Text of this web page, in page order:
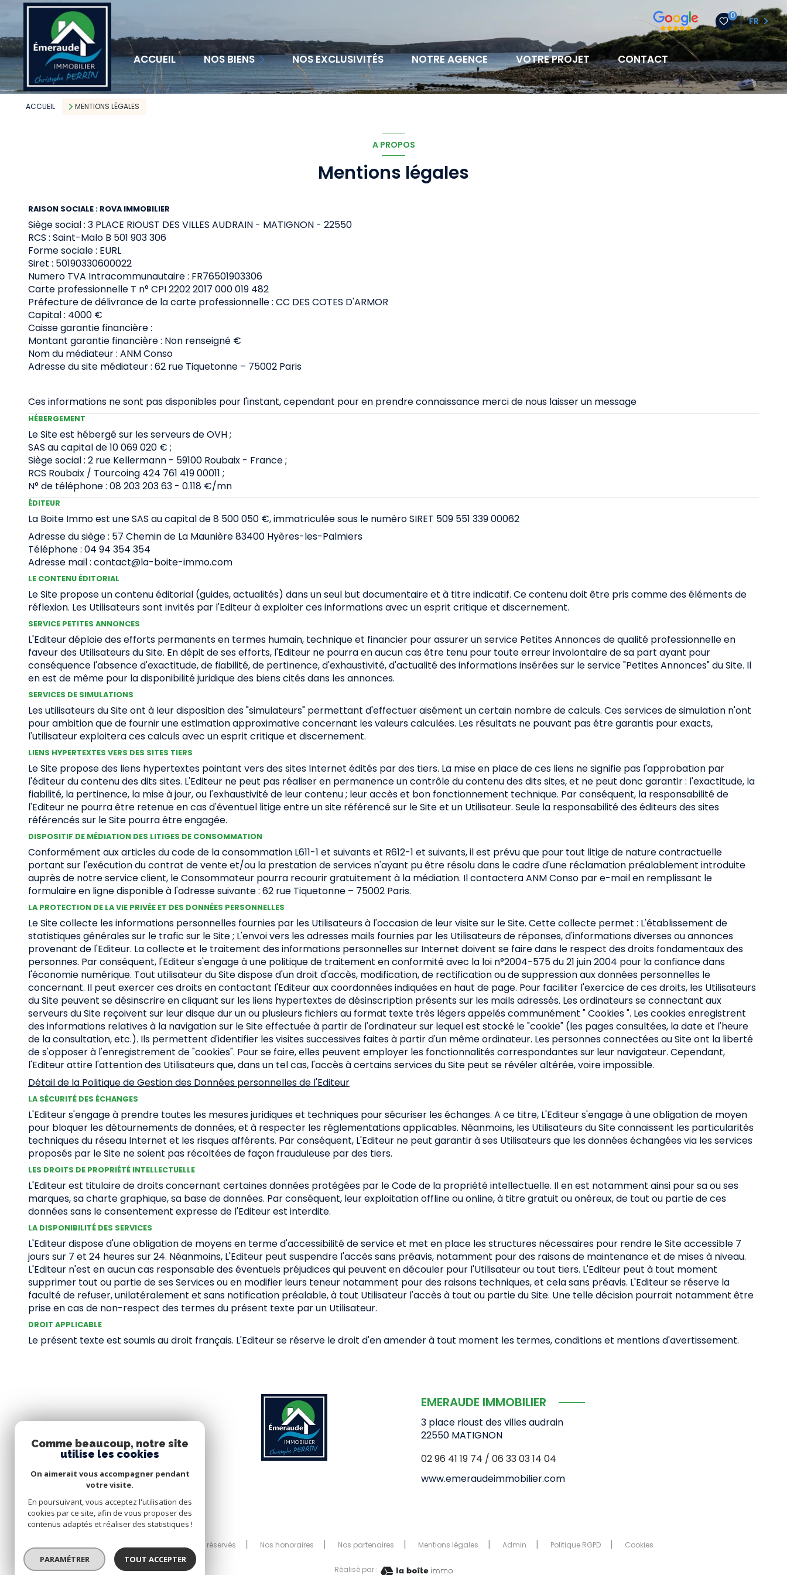
0 FR
ACCUEIL NOS BIENS
MAISONS
APPARTEMENTS
TERRAINS
NOS EXCLUSIVITÉS NOTRE AGENCE VOTRE PROJET CONTACT
ACCUEIL MENTIONS LÉGALES
A PROPOS
Mentions légales
RAISON SOCIALE : ROVA IMMOBILIER
Siège social : 3 PLACE RIOUST DES VILLES AUDRAIN - MATIGNON - 22550
RCS : Saint-Malo B 501 903 306
Forme sociale : EURL
Siret : 50190330600022
Numero TVA Intracommunautaire : FR76501903306
Carte professionnelle T n° CPI 2202 2017 000 019 482
Préfecture de délivrance de la carte professionnelle : CC DES COTES D'ARMOR
Capital : 4000 €
Caisse garantie financière :
Montant garantie financière : Non renseigné €
Nom du médiateur : ANM Conso
Adresse du site médiateur : 62 rue Tiquetonne – 75002 Paris
Ces informations ne sont pas disponibles pour l'instant, cependant pour en prendre connaissance merci de nous laisser un message
HÉBERGEMENT
Le Site est hébergé sur les serveurs de OVH ;
SAS au capital de 10 069 020 € ;
Siège social : 2 rue Kellermann - 59100 Roubaix - France ;
RCS Roubaix / Tourcoing 424 761 419 00011 ;
N° de téléphone : 08 203 203 63 - 0.118 €/mn
ÉDITEUR
La Boite Immo est une SAS au capital de 8 500 050 €, immatriculée sous le numéro SIRET 509 551 339 00062
Adresse du siège : 57 Chemin de La Maunière 83400 Hyères-les-Palmiers
Téléphone : 04 94 354 354
Adresse mail : contact@la-boite-immo.com
LE CONTENU ÉDITORIAL
Le Site propose un contenu éditorial (guides, actualités) dans un seul but documentaire et à titre indicatif. Ce contenu doit être pris comme des éléments de
réflexion. Les Utilisateurs sont invités par l'Editeur à exploiter ces informations avec un esprit critique et discernement.
SERVICE PETITES ANNONCES
L'Editeur déploie des efforts permanents en termes humain, technique et financier pour assurer un service Petites Annonces de qualité professionnelle en
faveur des Utilisateurs du Site. En dépit de ses efforts, l'Editeur ne pourra en aucun cas être tenu pour toute erreur involontaire de sa part ayant pour
conséquence l'absence d'exactitude, de fiabilité, de pertinence, d'exhaustivité, d'actualité des informations insérées sur le service "Petites Annonces" du Site. Il
en est de même pour la disponibilité juridique des biens cités dans les annonces.
SERVICES DE SIMULATIONS
Les utilisateurs du Site ont à leur disposition des "simulateurs" permettant d'effectuer aisément un certain nombre de calculs. Ces services de simulation n'ont
pour ambition que de fournir une estimation approximative concernant les valeurs calculées. Les résultats ne pouvant pas être garantis pour exacts,
l'utilisateur exploitera ces calculs avec un esprit critique et discernement.
LIENS HYPERTEXTES VERS DES SITES TIERS
Le Site propose des liens hypertextes pointant vers des sites Internet édités par des tiers. La mise en place de ces liens ne signifie pas l'approbation par
l'éditeur du contenu des dits sites. L'Editeur ne peut pas réaliser en permanence un contrôle du contenu des dits sites, et ne peut donc garantir : l'exactitude, la
fiabilité, la pertinence, la mise à jour, ou l'exhaustivité de leur contenu ; leur accès et bon fonctionnement technique. Par conséquent, la responsabilité de
l'Editeur ne pourra être retenue en cas d'éventuel litige entre un site référencé sur le Site et un Utilisateur. Seule la responsabilité des éditeurs des sites
référencés sur le Site pourra être engagée.
DISPOSITIF DE MÉDIATION DES LITIGES DE CONSOMMATION
Conformément aux articles du code de la consommation L611-1 et suivants et R612-1 et suivants, il est prévu que pour tout litige de nature contractuelle
portant sur l'exécution du contrat de vente et/ou la prestation de services n'ayant pu être résolu dans le cadre d'une réclamation préalablement introduite
auprès de notre service client, le Consommateur pourra recourir gratuitement à la médiation. Il contactera ANM Conso par e-mail en remplissant le
formulaire en ligne disponible à l'adresse suivante : 62 rue Tiquetonne – 75002 Paris.
LA PROTECTION DE LA VIE PRIVÉE ET DES DONNÉES PERSONNELLES
Le Site collecte les informations personnelles fournies par les Utilisateurs à l'occasion de leur visite sur le Site. Cette collecte permet : L'établissement de
statistiques générales sur le trafic sur le Site ; L'envoi vers les adresses mails fournies par les Utilisateurs de réponses, d'informations diverses ou annonces
provenant de l'Editeur. La collecte et le traitement des informations personnelles sur Internet doivent se faire dans le respect des droits fondamentaux des
personnes. Par conséquent, l'Editeur s'engage à une politique de traitement en conformité avec la loi n°2004-575 du 21 juin 2004 pour la confiance dans
l'économie numérique. Tout utilisateur du Site dispose d'un droit d'accès, modification, de rectification ou de suppression aux données personnelles le
concernant. Il peut exercer ces droits en contactant l'Editeur aux coordonnées indiquées en haut de page. Pour faciliter l'exercice de ces droits, les Utilisateurs
du Site peuvent se désinscrire en cliquant sur les liens hypertextes de désinscription présents sur les mails adressés. Les ordinateurs se connectant aux
serveurs du Site reçoivent sur leur disque dur un ou plusieurs fichiers au format texte très légers appelés communément " Cookies ". Les cookies enregistrent
des informations relatives à la navigation sur le Site effectuée à partir de l'ordinateur sur lequel est stocké le "cookie" (les pages consultées, la date et l'heure
de la consultation, etc.). Ils permettent d'identifier les visites successives faites à partir d'un même ordinateur. Les personnes connectées au Site ont la liberté
de s'opposer à l'enregistrement de "cookies". Pour se faire, elles peuvent employer les fonctionnalités correspondantes sur leur navigateur. Cependant,
l'Editeur attire l'attention des Utilisateurs que, dans un tel cas, l'accès à certains services du Site peut se révéler altérée, voire impossible.
Détail de la Politique de Gestion des Données personnelles de l'Editeur
LA SÉCURITÉ DES ÉCHANGES
L'Editeur s'engage à prendre toutes les mesures juridiques et techniques pour sécuriser les échanges. A ce titre, L'Editeur s'engage à une obligation de moyen
pour bloquer les détournements de données, et à respecter les réglementations applicables. Néanmoins, les Utilisateurs du Site connaissent les particularités
techniques du réseau Internet et les risques afférents. Par conséquent, L'Editeur ne peut garantir à ses Utilisateurs que les données échangées via les services
proposés par le Site ne soient pas récoltées de façon frauduleuse par des tiers.
LES DROITS DE PROPRIÉTÉ INTELLECTUELLE
L'Editeur est titulaire de droits concernant certaines données protégées par le Code de la propriété intellectuelle. Il en est notamment ainsi pour sa ou ses
marques, sa charte graphique, sa base de données. Par conséquent, leur exploitation offline ou online, à titre gratuit ou onéreux, de tout ou partie de ces
données sans le consentement expresse de l'Editeur est interdite.
LA DISPONIBILITÉ DES SERVICES
L'Editeur dispose d'une obligation de moyens en terme d'accessibilité de service et met en place les structures nécessaires pour rendre le Site accessible 7
jours sur 7 et 24 heures sur 24. Néanmoins, L'Editeur peut suspendre l'accès sans préavis, notamment pour des raisons de maintenance et de mises à niveau.
L'Editeur n'est en aucun cas responsable des éventuels préjudices qui peuvent en découler pour l'Utilisateur ou tout tiers. L'Editeur peut à tout moment
supprimer tout ou partie de ses Services ou en modifier leurs teneur notamment pour des raisons techniques, et cela sans préavis. L'Editeur se réserve la
faculté de refuser, unilatéralement et sans notification préalable, à tout Utilisateur l'accès à tout ou partie du Site. Une telle décision pourrait notamment être
prise en cas de non-respect des termes du présent texte par un Utilisateur.
DROIT APPLICABLE
Le présent texte est soumis au droit français. L'Editeur se réserve le droit d'en amender à tout moment les termes, conditions et mentions d'avertissement.
EMERAUDE IMMOBILIER
3 place rioust des villes audrain
22550 MATIGNON
02 96 41 19 74 / 06 33 03 14 04
www.emeraudeimmobilier.com
© 2026 | Tous droits réservés Nos honoraires Nos partenaires Mentions légales Admin Politique RGPD Cookies
Réalisé par :
Comme beaucoup, notre site
utilise les cookies
On aimerait vous accompagner pendant
votre visite.
En poursuivant, vous acceptez l'utilisation des
cookies par ce site, afin de vous proposer des
contenus adaptés et réaliser des statistiques !
PARAMÉTRER TOUT ACCEPTER